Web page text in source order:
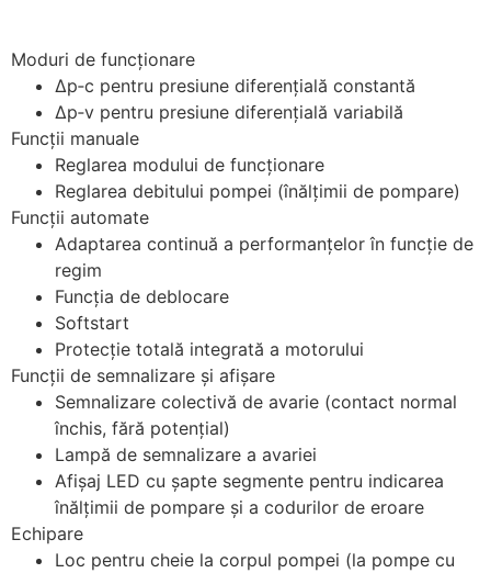
Moduri de funcţionare
Δp‐c pentru presiune diferenţială constantă
Δp‐v pentru presiune diferenţială variabilă
Funcţii manuale
Reglarea modului de funcţionare
Reglarea debitului pompei (înălţimii de pompare)
Funcţii automate
Adaptarea continuă a performanţelor în funcţie de
regim
Funcţia de deblocare
Softstart
Protecţie totală integrată a motorului
Funcţii de semnalizare şi afişare
Semnalizare colectivă de avarie (contact normal
închis, fără potenţial)
Lampă de semnalizare a avariei
Afişaj LED cu şapte segmente pentru indicarea
înălţimii de pompare şi a codurilor de eroare
Echipare
Loc pentru cheie la corpul pompei (la pompe cu